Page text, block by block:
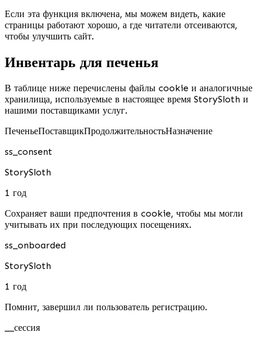
Если эта функция включена, мы можем видеть, какие
страницы работают хорошо, а где читатели отсеиваются,
чтобы улучшить сайт.
Инвентарь для печенья
В таблице ниже перечислены файлы cookie и аналогичные
хранилища, используемые в настоящее время StorySloth и
нашими поставщиками услуг.
ПеченьеПоставщикПродолжительностьНазначение
ss_consent
StorySloth
1 год
Сохраняет ваши предпочтения в cookie, чтобы мы могли
учитывать их при последующих посещениях.
ss_onboarded
StorySloth
1 год
Помнит, завершил ли пользователь регистрацию.
__сессия